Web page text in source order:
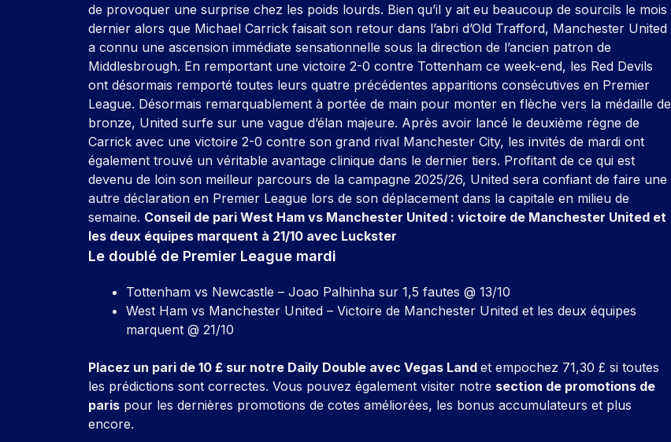
de provoquer une surprise chez les poids lourds. Bien qu’il y ait eu beaucoup de sourcils le mois
dernier alors que Michael Carrick faisait son retour dans l’abri d’Old Trafford, Manchester United
a connu une ascension immédiate sensationnelle sous la direction de l’ancien patron de
Middlesbrough. En remportant une victoire 2-0 contre Tottenham ce week-end, les Red Devils
ont désormais remporté toutes leurs quatre précédentes apparitions consécutives en Premier
League. Désormais remarquablement à portée de main pour monter en flèche vers la médaille de
bronze, United surfe sur une vague d’élan majeure. Après avoir lancé le deuxième règne de
Carrick avec une victoire 2-0 contre son grand rival Manchester City, les invités de mardi ont
également trouvé un véritable avantage clinique dans le dernier tiers. Profitant de ce qui est
devenu de loin son meilleur parcours de la campagne 2025/26, United sera confiant de faire une
autre déclaration en Premier League lors de son déplacement dans la capitale en milieu de
semaine. Conseil de pari West Ham vs Manchester United : victoire de Manchester United et
les deux équipes marquent à 21/10 avec Luckster
Le doublé de Premier League mardi
Tottenham vs Newcastle – Joao Palhinha sur 1,5 fautes @ 13/10
West Ham vs Manchester United – Victoire de Manchester United et les deux équipes
marquent @ 21/10
Placez un pari de 10 £ sur notre Daily Double avec Vegas Land et empochez 71,30 £ si toutes
les prédictions sont correctes. Vous pouvez également visiter notre section de promotions de
paris pour les dernières promotions de cotes améliorées, les bonus accumulateurs et plus
encore.